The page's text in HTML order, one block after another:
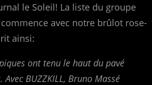
le Soleil! La liste du groupe
avec notre brûlot rose-
ainsi:
ont tenu le haut du pavé
BUZZKILL, Bruno Massé